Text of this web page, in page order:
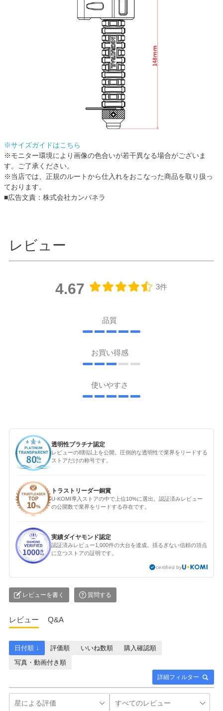
※サイズガイドはこちら
※モニター環境により画像の色合いが若干異なる場合がございま
す。ご了承ください。
※当店では、正規のルートから仕入れをおこなった商品を取り扱っ
ております。
■広告文責：株式会社カンパネラ
レビュー
4.67 3件
品質
お買い得感
使いやすさ
透明性プラチナ認定
レビューの8割以上を公開。圧倒的な透明性で業界をリードする
ストアだけの称号です。
トラストリーダー銅賞
U-KOMI導入ストアの中で上位10%に選出。認証済みレビュー
の公開数で業界をリードする存在です。
実績ダイヤモンド認定
認証済みレビュー1,000件の大台を達成。揺るぎない信頼の頂点
に立つストアの証明です。
certified by
レビューを書く 質問する
レビュー Q&A
詳細フィルター
日付順 ↓ 評価順 いいね数順
購入確認順
写真・動画付き順